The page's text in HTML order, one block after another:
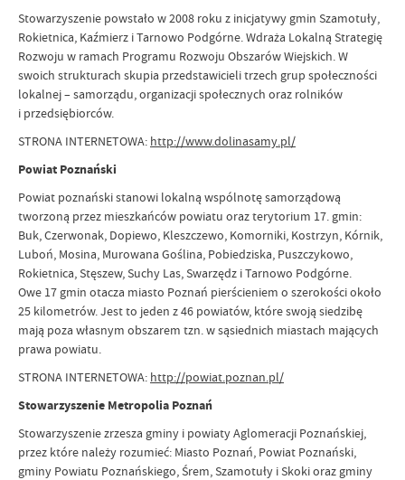
Stowarzyszenie powstało w 2008 roku z inicjatywy gmin Szamotuły,
Rokietnica, Kaźmierz i Tarnowo Podgórne. Wdraża Lokalną Strategię
Rozwoju w ramach Programu Rozwoju Obszarów Wiejskich. W
swoich strukturach skupia przedstawicieli trzech grup społeczności
lokalnej – samorządu, organizacji społecznych oraz rolników
i przedsiębiorców.
STRONA INTERNETOWA: http://www.dolinasamy.pl/
Powiat Poznański
Powiat poznański stanowi lokalną wspólnotę samorządową
tworzoną przez mieszkańców powiatu oraz terytorium 17. gmin:
Buk, Czerwonak, Dopiewo, Kleszczewo, Komorniki, Kostrzyn, Kórnik,
Luboń, Mosina, Murowana Goślina, Pobiedziska, Puszczykowo,
Rokietnica, Stęszew, Suchy Las, Swarzędz i Tarnowo Podgórne.
Owe 17 gmin otacza miasto Poznań pierścieniem o szerokości około
25 kilometrów. Jest to jeden z 46 powiatów, które swoją siedzibę
mają poza własnym obszarem tzn. w sąsiednich miastach mających
prawa powiatu.
STRONA INTERNETOWA: http://powiat.poznan.pl/
Stowarzyszenie Metropolia Poznań
Stowarzyszenie zrzesza gminy i powiaty Aglomeracji Poznańskiej,
przez które należy rozumieć: Miasto Poznań, Powiat Poznański,
gminy Powiatu Poznańskiego, Śrem, Szamotuły i Skoki oraz gminy